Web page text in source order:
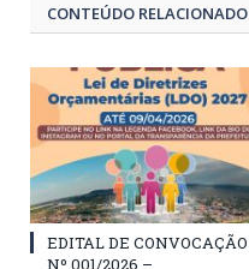
CONTEÚDO RELACIONADO
EDITAL DE CONVOCAÇÃO
Nº 001/2026 –